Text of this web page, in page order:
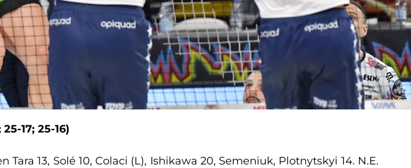
17; 25-16)
13, Solé 10, Colaci (L), Ishikawa 20, Semeniuk, Plotnytskyi 14. N.E.